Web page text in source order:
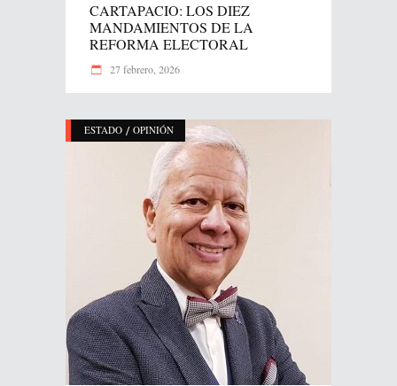
CARTAPACIO: LOS DIEZ
MANDAMIENTOS DE LA
REFORMA ELECTORAL
27 febrero, 2026
ESTADO / OPINIÓN